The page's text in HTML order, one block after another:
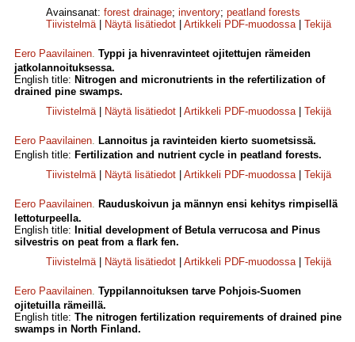
Avainsanat: forest drainage; inventory; peatland forests
Tiivistelmä| Näytä lisätiedot Artikkeli PDF-muodossa| Tekijä
Eero Paavilainen. Typpi ja hivenravinteet ojitettujen rämeiden
jatkolannoituksessa.
English title: Nitrogen and micronutrients in the refertilization of
drained pine swamps.
Tiivistelmä| Näytä lisätiedot Artikkeli PDF-muodossa| Tekijä
Eero Paavilainen. Lannoitus ja ravinteiden kierto suometsissä.
English title: Fertilization and nutrient cycle in peatland forests.
Tiivistelmä| Näytä lisätiedot Artikkeli PDF-muodossa| Tekijä
Eero Paavilainen. Rauduskoivun ja männyn ensi kehitys rimpisellä
lettoturpeella.
English title: Initial development of Betula verrucosa and Pinus
silvestris on peat from a flark fen.
Tiivistelmä| Näytä lisätiedot Artikkeli PDF-muodossa| Tekijä
Eero Paavilainen. Typpilannoituksen tarve Pohjois-Suomen
ojitetuilla rämeillä.
English title: The nitrogen fertilization requirements of drained pine
swamps in North Finland.